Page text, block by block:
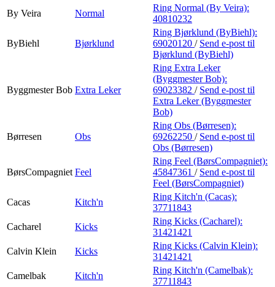
By Veira
Normal
Ring Normal (By Veira):
40810232
ByBiehl Bjørklund
Ring Bjørklund (ByBiehl):
69020120 / Send e-post til
Bjørklund (ByBiehl)
Byggmester Bob Extra Leker
Ring Extra Leker
(Byggmester Bob):
69023382 / Send e-post til
Extra Leker (Byggmester
Bob)
Børresen Obs
Ring Obs (Børresen):
69262250 / Send e-post til
Obs (Børresen)
BørsCompagniet Feel
Ring Feel (BørsCompagniet):
45847361 / Send e-post til
Feel (BørsCompagniet)
Cacas
Kitch'n
Ring Kitch'n (Cacas):
37711843
Cacharel
Kicks
Ring Kicks (Cacharel):
31421421
Calvin Klein
Kicks
Ring Kicks (Calvin Klein):
31421421
Camelbak
Kitch'n
Ring Kitch'n (Camelbak):
37711843